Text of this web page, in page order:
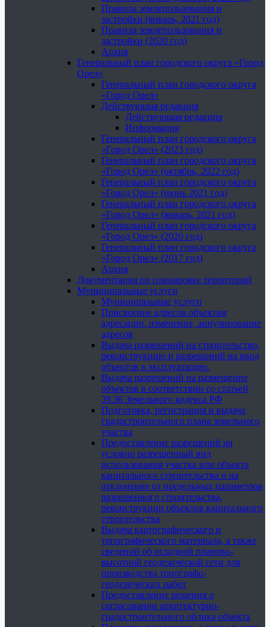
Правила землепользования и
застройки (январь, 2021 год)
Правила землепользования и
застройки (2020 год)
Архив
Генеральный план городского округа «Город
Орел»
Генеральный план городского округа
«Город Орел»
Действующая редакция
Действующая редакция
Информация
Генеральный план городского округа
«Город Орел» (2023 год)
Генеральный план городского округа
«Город Орел» (октябрь, 2022 год)
Генеральный план городского округа
«Город Орел» (июнь 2021 год)
Генеральный план городского округа
«Город Орел» (январь, 2021 год)
Генеральный план городского округа
«Город Орел» (2020 год)
Генеральный план городского округа
«Город Орел» (2017 год)
Архив
Документация по планировке территорий
Муниципальные услуги
Муниципальные услуги
Присвоение адресов объектам
адресации, изменение, аннулирование
адресов
Выдача разрешений на строительство,
реконструкцию и разрешений на ввод
объектов в эксплуатацию.
Выдача разрешений на размещение
объектов в соответствии со статьей
39.36 Земельного кодекса РФ
Подготовка, регистрация и выдача
градостроительного плана земельного
участка
Предоставление разрешений на
условно разрешенный вид
использования участка или объекта
капитального строительства и на
отклонение от предельных параметров
разрешенного строительства,
реконструкции объектов капитального
строительства
Выдача картографического и
топографического материала, а также
сведений об исходной планово-
высотной геодезической сети для
производства топографо-
геодезических работ
Предоставление решения о
согласовании архитектурно-
градостроительного облика объекта